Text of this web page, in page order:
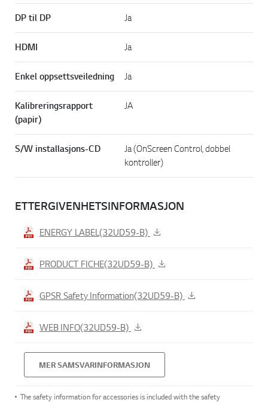
DP til DP Ja
HDMI Ja
Enkel oppsettsveiledning Ja
Kalibreringsrapport
(papir)
JA
S/W installasjons-CD
Ja (OnScreen Control, dobbel
kontroller)
ETTERGIVENHETSINFORMASJON
ENERGY LABEL(32UD59-B)
PRODUCT FICHE(32UD59-B)
GPSR Safety Information(32UD59-B)
WEB INFO(32UD59-B)
MER SAMSVARINFORMASJON
The safety information for accessories is included with the safety